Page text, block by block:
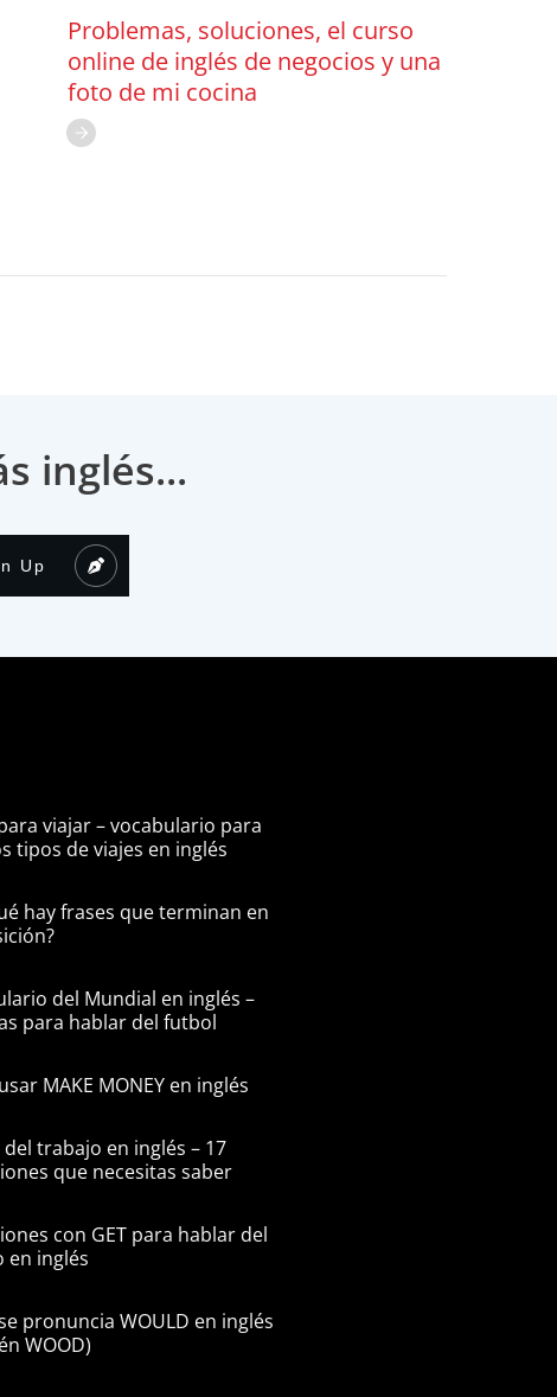
Problemas, soluciones, el curso
online de inglés de negocios y una
foto de mi cocina
inglés...
Up
viajar – vocabulario para
tipos de viajes en inglés
hay frases que terminan en
del Mundial en inglés –
para hablar del futbol
MAKE MONEY en inglés
trabajo en inglés – 17
que necesitas saber
con GET para hablar del
en inglés
pronuncia WOULD en inglés
WOOD)